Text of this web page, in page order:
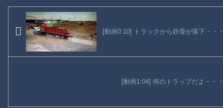
[動画0:10] トラックから鉄骨が落下・・
[動画1:04] 何のトラップだよ・・